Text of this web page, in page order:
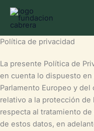
contenido
Política de privacidad
La presente Política de
en cuenta lo dispuesto en
Parlamento Europeo y
relativo a la protección
respecta al tratamiento
de estos datos, en